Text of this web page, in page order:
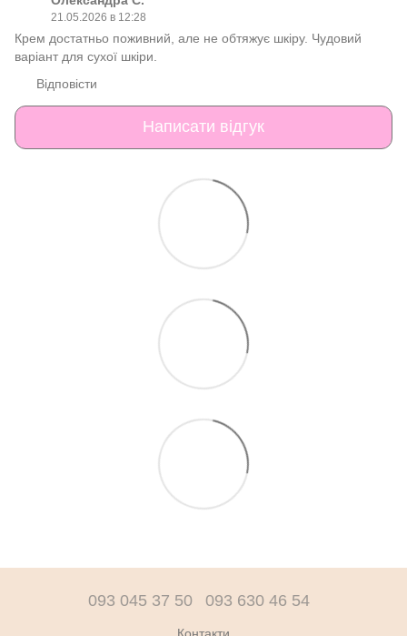
21.05.2026 в 12:28
Крем достатньо поживний, але не обтяжує шкіру. Чудовий
варіант для сухої шкіри.
Відповісти
Написати відгук
093 045 37 50 093 630 46 54